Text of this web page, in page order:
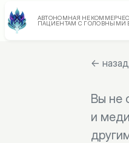
АВТОНОМНАЯ
ПАЦИЕНТАМ С ГОЛОВНЫМИ
← назад
Вы не
и